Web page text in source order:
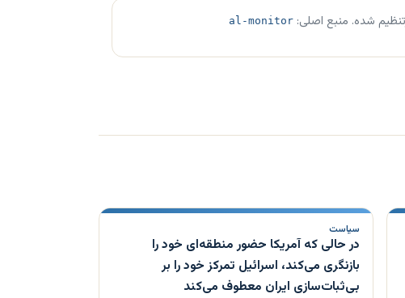
شده. منبع اصلی: al-monitor
سیاست
در حالی که آمریکا حضور منطقه‌ای خود را
بازنگری می‌کند، اسرائیل تمرکز خود را بر
بی‌ثبات‌سازی ایران معطوف می‌کند